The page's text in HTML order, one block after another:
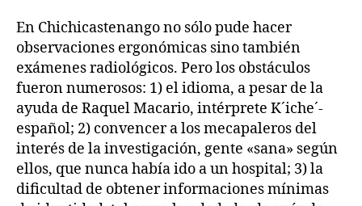
En Chichicastenango no sólo pude hacer
observaciones ergonómicas sino también
exámenes radiológicos. Pero los obstáculos
fueron numerosos: 1) el idioma, a pesar de la
ayuda de Raquel Macario, intérprete K´iche´-
español; 2) convencer a los mecapaleros del
interés de la investigación, gente «sana» según
ellos, que nunca había ido a un hospital; 3) la
dificultad de obtener informaciones mínimas